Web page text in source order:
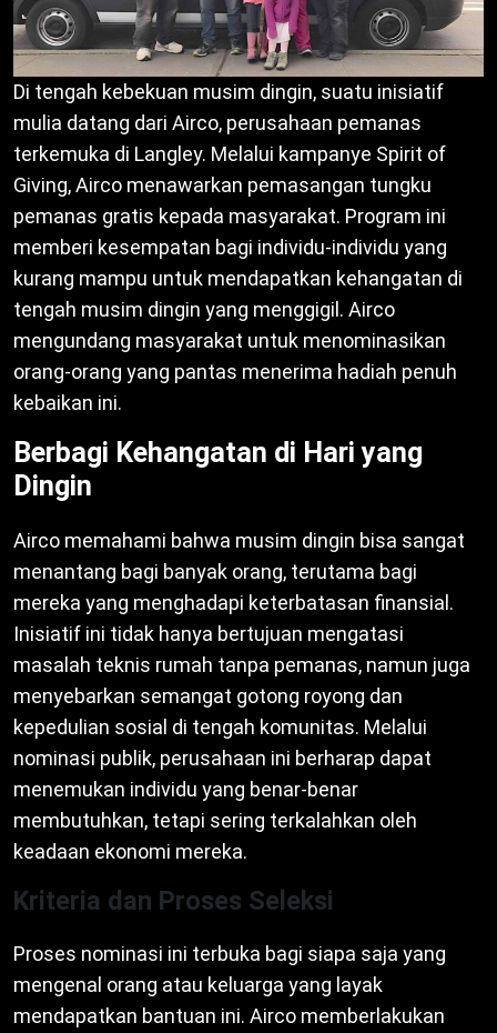
Di tengah kebekuan musim dingin, suatu inisiatif
mulia datang dari Airco, perusahaan pemanas
terkemuka di Langley. Melalui kampanye Spirit of
Giving, Airco menawarkan pemasangan tungku
pemanas gratis kepada masyarakat. Program ini
memberi kesempatan bagi individu-individu yang
kurang mampu untuk mendapatkan kehangatan di
tengah musim dingin yang menggigil. Airco
mengundang masyarakat untuk menominasikan
orang-orang yang pantas menerima hadiah penuh
kebaikan ini.
Berbagi Kehangatan di Hari yang
Dingin
Airco memahami bahwa musim dingin bisa sangat
menantang bagi banyak orang, terutama bagi
mereka yang menghadapi keterbatasan finansial.
Inisiatif ini tidak hanya bertujuan mengatasi
masalah teknis rumah tanpa pemanas, namun juga
menyebarkan semangat gotong royong dan
kepedulian sosial di tengah komunitas. Melalui
nominasi publik, perusahaan ini berharap dapat
menemukan individu yang benar-benar
membutuhkan, tetapi sering terkalahkan oleh
keadaan ekonomi mereka.
Kriteria dan Proses Seleksi
Proses nominasi ini terbuka bagi siapa saja yang
mengenal orang atau keluarga yang layak
mendapatkan bantuan ini. Airco memberlakukan